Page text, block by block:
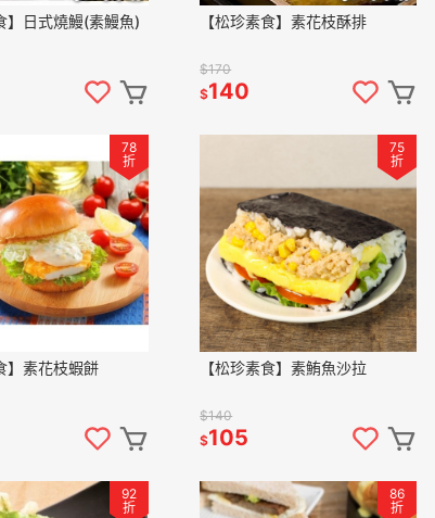
】日式燒鰻(素鰻魚) 【松珍素食】素花枝酥排
$170
$140
78
折
】素花枝蝦餅
75
折
【松珍素食】素鮪魚沙拉
$140
$105
92
折
86
折